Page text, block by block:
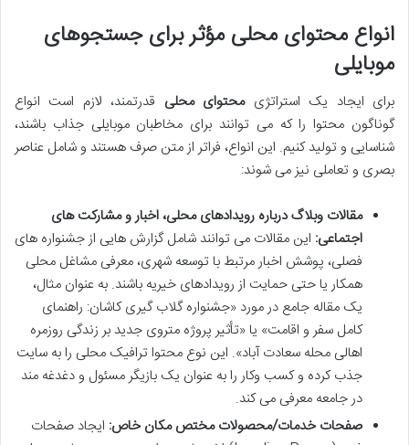
انواع محتوای محلی مؤثر برای جستجوهای
موبایلی
برای ایجاد یک استراتژیمحتوای محلی قدرتمند، لازم است انواع
گوناگون محتوا را که می توانند برای مخاطبان موبایلی جذاب باشند،
شناسایی و تولید کنیم. این انواع، فراتر از متن صرف هستند و شامل عناصر
بصری و تعاملی نیز می شوند:
مقالات وبلاگ درباره رویدادهای محلی، اخبار و مشارکت های
اجتماعی: این مقالات می توانند شامل گزارش هایی از جشنواره های
فصلی، پوشش اخبار مرتبط با توسعه شهری، معرفی مشاغل محلی
همکار یا حتی حمایت از رویدادهای خیریه باشند. به عنوان مثال،
یک مقاله جامع در مورد «جشنواره گلاب گیری کاشان: راهنمای
کامل سفر و اقامت» یا «تأثیر پروژه متروی جدید بر زندگی روزمره
اهالی محله سعادت آباد». این نوع محتوا ترافیک محلی را به سایت
جذب کرده و کسب وکار را به عنوان یک بازیگر مسئول و دغدغه مند
در جامعه معرفی می کند.
صفحات خدمات/محصولات مختص مکان خاص: ایجاد صفحات